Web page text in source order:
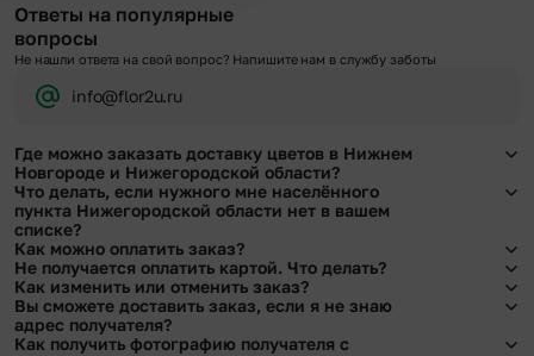
Ответы на популярные
вопросы
Не нашли ответа на свой вопрос? Напишите нам в службу заботы
info@flor2u.ru
Где можно заказать доставку цветов в Нижнем
Новгороде и Нижегородской области?
Оформить доставку цветов можно в нашем приложении, на сайте flor2u.ru, по
телефону горячей линии или в чате.
Что делать, если нужного мне населённого
пункта Нижегородской области нет в вашем
списке?
Свяжитесь с нашими менеджерами по телефонам горячей линии или в чате.
Мы обязательно найдем выход из ситуации.
Как можно оплатить заказ?
Мы предусмотрели все возможные варианты оплаты:
Наличными.
Банковскими картами Visa, MasterCard, МИР, СБП
Картами рассрочки Халва, Совесть и Свобода.
Не получается оплатить картой. Что делать?
При возникновении трудностей во время оплаты заказа банковской картой
позвоните нам по телефону, и мы решим Ваш вопрос.
Как изменить или отменить заказ?
Чтобы внести изменения, выбрать другой букет или добавить подарок
свяжитесь с нашими менеджерами по телефонам горячей линии или в чате,
Вы сможете доставить заказ, если я не знаю
адрес получателя?
Как получить фотографию получателя с